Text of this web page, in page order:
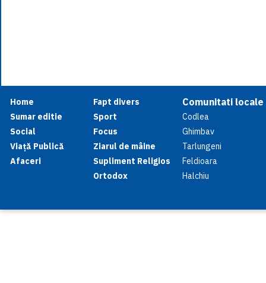
Home
Sumar editie
Social
Viață Publică
Afaceri
Fapt divers
Sport
Focus
Ziarul de mâine
Supliment Religios
Ortodox
Comunitati locale
Codlea
Ghimbav
Tarlungeni
Feldioara
Halchiu